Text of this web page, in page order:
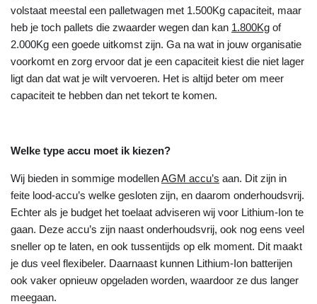
volstaat meestal een palletwagen met 1.500Kg capaciteit, maar
heb je toch pallets die zwaarder wegen dan kan 1.800Kg of
2.000Kg een goede uitkomst zijn. Ga na wat in jouw organisatie
voorkomt en zorg ervoor dat je een capaciteit kiest die niet lager
ligt dan dat wat je wilt vervoeren. Het is altijd beter om meer
capaciteit te hebben dan net tekort te komen.
Welke type accu moet ik kiezen?
Wij bieden in sommige modellenAGM accu’s aan. Dit zijn in
feite lood-accu’s welke gesloten zijn, en daarom onderhoudsvrij.
Echter als je budget het toelaat adviseren wij voor Lithium-Ion te
gaan. Deze accu’s zijn naast onderhoudsvrij, ook nog eens veel
sneller op te laten, en ook tussentijds op elk moment. Dit maakt
je dus veel flexibeler. Daarnaast kunnen Lithium-Ion batterijen
ook vaker opnieuw opgeladen worden, waardoor ze dus langer
meegaan.